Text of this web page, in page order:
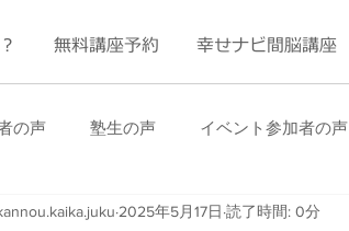
無料講座予約 幸せナビ間脳講座
の声 塾生の声 イベント参加者の声
プアップ会 2025年5月17日 読了時間: 0分